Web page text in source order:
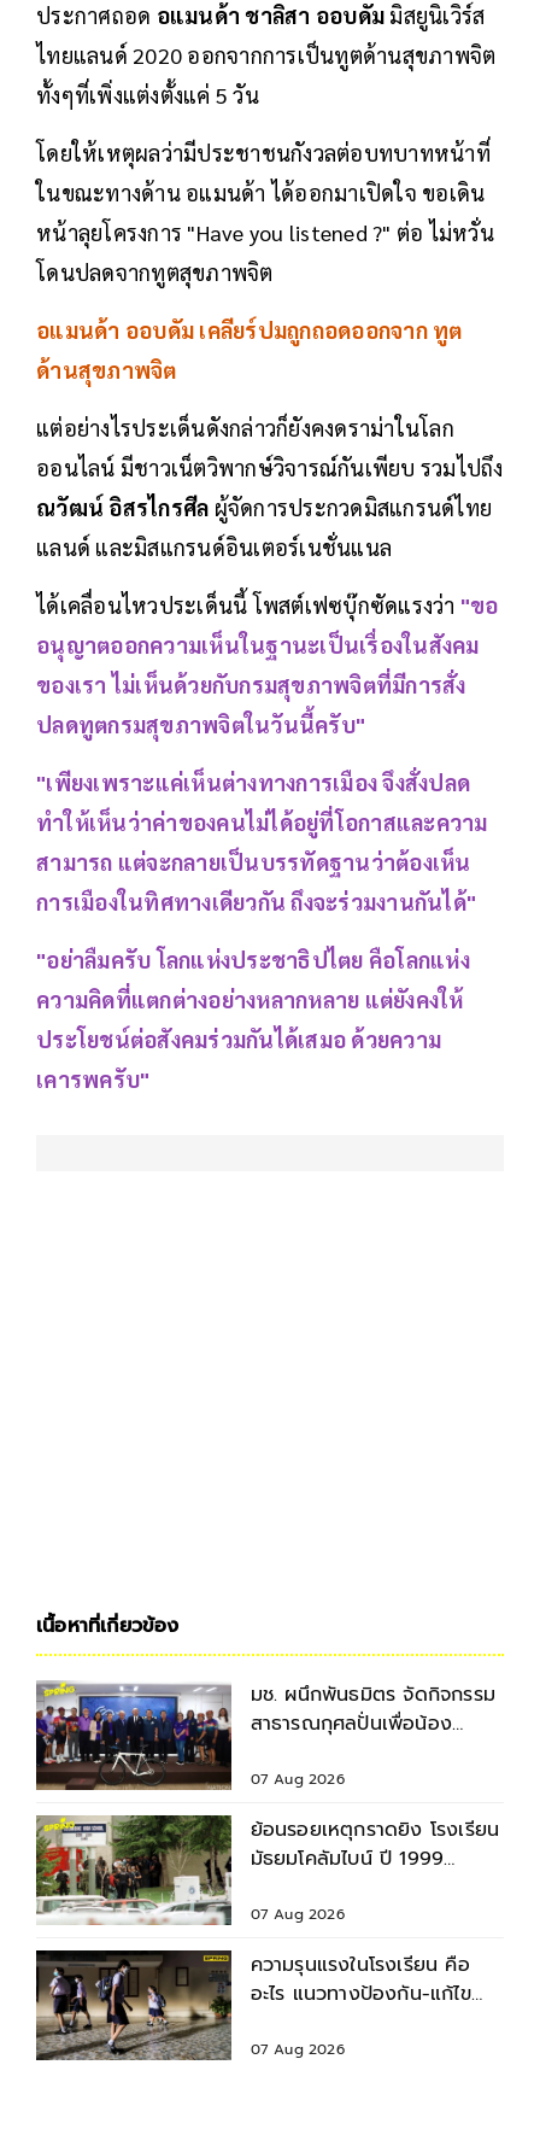
ประกาศถอด อแมนด้า ชาลิสา ออบดัม มิสยูนิเวิร์ส
ไทยแลนด์ 2020 ออกจากการเป็นทูตด้านสุขภาพจิต
ทั้งๆที่เพิ่งแต่งตั้งแค่ 5 วัน
โดยให้เหตุผลว่ามีประชาชนกังวลต่อบทบาทหน้าที่
ในขณะทางด้าน อแมนด้า ได้ออกมาเปิดใจ ขอเดิน
หน้าลุยโครงการ "Have you listened ?" ต่อ ไม่หวั่น
โดนปลดจากทูตสุขภาพจิต
อแมนด้า ออบดัม เคลียร์ปมถูกถอดออกจาก ทูต
ด้านสุขภาพจิต
แต่อย่างไรประเด็นดังกล่าวก็ยังคงดราม่าในโลก
ออนไลน์ มีชาวเน็ตวิพากษ์วิจารณ์กันเพียบ รวมไปถึง
ณวัฒน์ อิสรไกรศีล ผู้จัดการประกวดมิสแกรนด์ไทย
แลนด์ และมิสแกรนด์อินเตอร์เนชั่นแนล
ได้เคลื่อนไหวประเด็นนี้ โพสต์เฟซบุ๊กซัดแรงว่า "ขอ
อนุญาตออกความเห็นในฐานะเป็นเรื่องในสังคม
ของเรา ไม่เห็นด้วยกับกรมสุขภาพจิตที่มีการสั่ง
ปลดทูตกรมสุขภาพจิตในวันนี้ครับ"
"เพียงเพราะแค่เห็นต่างทางการเมือง จึงสั่งปลด
ทำให้เห็นว่าค่าของคนไม่ได้อยู่ที่โอกาสและความ
สามารถ แต่จะกลายเป็นบรรทัดฐานว่าต้องเห็น
การเมืองในทิศทางเดียวกัน ถึงจะร่วมงานกันได้"
"อย่าลืมครับ โลกแห่งประชาธิปไตย คือโลกแห่ง
ความคิดที่แตกต่างอย่างหลากหลาย แต่ยังคงให้
ประโยชน์ต่อสังคมร่วมกันได้เสมอ ด้วยความ
เคารพครับ"
เนื้อหาที่เกี่ยวข้อง
มช. ผนึกพันธมิตร จัดกิจกรรม
สาธารณกุศลปั่นเพื่อน้อง
07 Aug 2026
ย้อนรอยเหตุกราดยิง โรงเรียน
มัธยมโคลัมไบน์ ปี 1999
07 Aug 2026
ความรุนแรงในโรงเรียน คือ
อะไร แนวทางป้องกัน-แก้ไข
07 Aug 2026